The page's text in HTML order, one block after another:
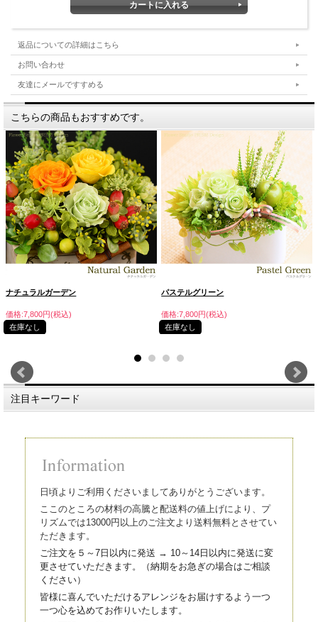
返品についての詳細はこちら
お問い合わせ
友達にメールですすめる
こちらの商品もおすすめです。
ナチュラルガーデン
価格:7,800円(税込)
在庫なし
パステルグリーン
価格:7,800円(税込)
在庫なし
注目キーワード
日頃よりご利用くださいましてありがとうございます。
ここのところの材料の高騰と配送料の値上げにより、プ
リズムでは13000円以上のご注文より送料無料とさせてい
ただきます。
ご注文を５～7日以内に発送 → 10～14日以内に発送に変
更させていただきます。（納期をお急ぎの場合はご相談
ください）
皆様に喜んでいただけるアレンジをお届けするよう一つ
一つ心を込めてお作りいたします。